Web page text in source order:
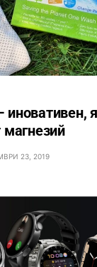
иновативен,
магнезий
23, 2019